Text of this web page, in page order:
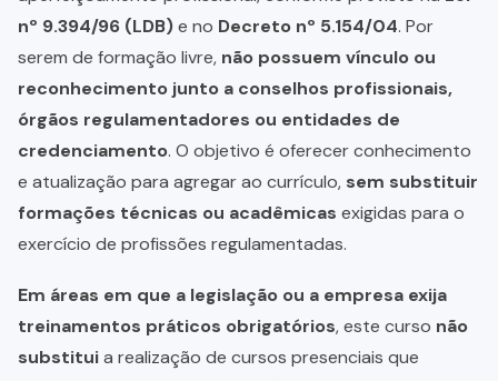
nº 9.394/96 (LDB)e no Decreto nº 5.154/04. Por
serem de formação livre, não possuem vínculo ou
reconhecimento junto a conselhos profissionais,
órgãos regulamentadores ou entidades de
credenciamento. O objetivo é oferecer conhecimento
e atualização para agregar ao currículo, sem substituir
formações técnicas ou acadêmicas exigidas para o
exercício de profissões regulamentadas.
Em áreas em que a legislação ou a empresa exija
treinamentos práticos obrigatórios, este curso não
substituia realização de cursos presenciais que